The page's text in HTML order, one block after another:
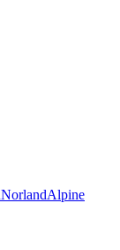
NorlandAlpine